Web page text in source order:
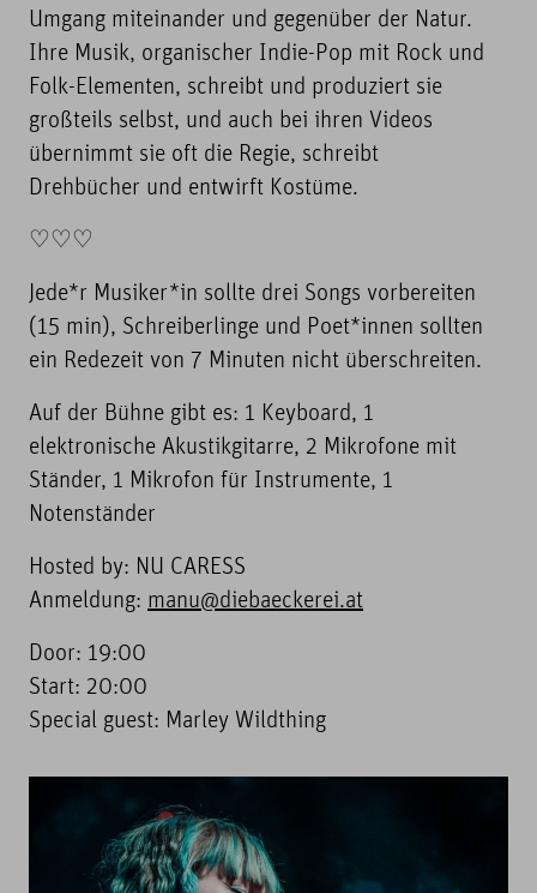
Umgang miteinander und gegenüber der Natur.
Ihre Musik, organischer Indie-Pop mit Rock und
Folk-Elementen, schreibt und produziert sie
großteils selbst, und auch bei ihren Videos
übernimmt sie oft die Regie, schreibt
Drehbücher und entwirft Kostüme.
♡♡♡
Jede*r Musiker*in sollte drei Songs vorbereiten
(15 min), Schreiberlinge und Poet*innen sollten
ein Redezeit von 7 Minuten nicht überschreiten.
Auf der Bühne gibt es: 1 Keyboard, 1
elektronische Akustikgitarre, 2 Mikrofone mit
Ständer, 1 Mikrofon für Instrumente, 1
Notenständer
Hosted by: NU CARESS
Anmeldung: manu@diebaeckerei.at
Door: 19:00
Start: 20:00
Special guest: Marley Wildthing